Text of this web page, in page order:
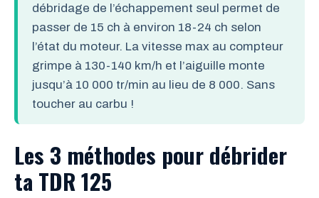
débridage de l’échappement seul permet de
passer de 15 ch à environ 18-24 ch selon
l’état du moteur. La vitesse max au compteur
grimpe à 130-140 km/h et l’aiguille monte
jusqu’à 10 000 tr/min au lieu de 8 000. Sans
toucher au carbu !
Les 3 méthodes pour débrider
ta TDR 125